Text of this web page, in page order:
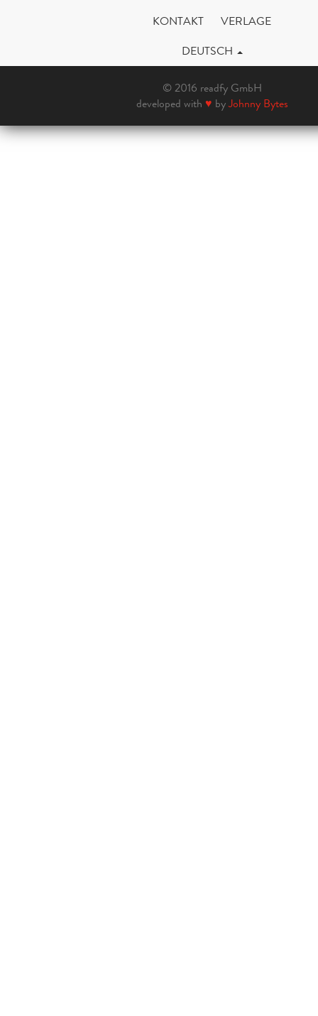
KONTAKT
VERLAGE
DEUTSCH
© 2016 readfy GmbH
developed with ♥ byJohnny Bytes